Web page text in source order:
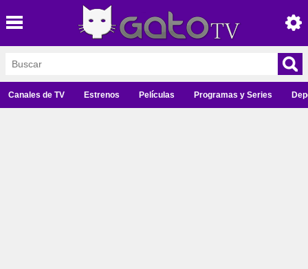
Canales de TV Estrenos Películas Programas y Series